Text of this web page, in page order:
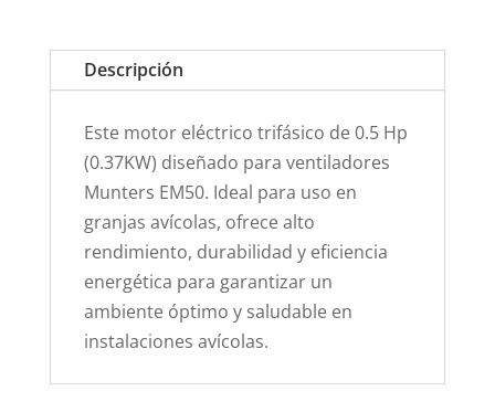
Descripción
Este motor eléctrico trifásico de 0.5 Hp
(0.37KW) diseñado para ventiladores
Munters EM50. Ideal para uso en
granjas avícolas, ofrece alto
rendimiento, durabilidad y eficiencia
energética para garantizar un
ambiente óptimo y saludable en
instalaciones avícolas.